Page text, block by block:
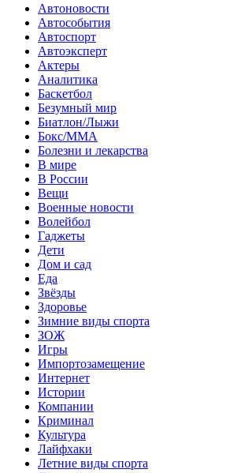
Автоновости
Автособытия
Автоспорт
Автоэксперт
Актеры
Аналитика
Баскетбол
Безумный мир
Биатлон/Лыжи
Бокс/MMA
Болезни и лекарства
В мире
В России
Вещи
Военные новости
Волейбол
Гаджеты
Дети
Дом и сад
Еда
Звёзды
Здоровье
Зимние виды спорта
ЗОЖ
Игры
Импортозамещение
Интернет
Истории
Компании
Криминал
Культура
Лайфхаки
Летние виды спорта